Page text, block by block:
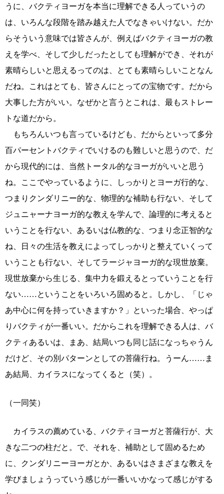
うに、バクティヨーガを本当に理解できる人っていうの
は、いろんな段階を踏み越えた人でなきゃいけない。だか
らそういう意味では皆さんが、例えばバクティヨーガの教
えを学べ、そして少しだったとしても理解ができ、それが
素晴らしいと思えるってのは、とても素晴らしいことなん
だね。これはとても、皆さんにとっての宝物です。だから
大事した方がいい。なぜかと言うとこれは、最もストレー
トな道だから。
もちろんいつも言っているけども、だからといって多分
百パーセントバクティでいけるのも難しいと思うので、だ
から現代的には、当然トータル的なヨーガがいいと思う
ね。ここでやっているように、しっかりとヨーガ行的な、
つまりクンダリニー的な、物理的な補助も行ない、そして
ジュニャーナヨーガ的な教えを学んで、論理的に考えると
いうことを行ない、あるいは仏教的な、つまり念正智的な
ね、日々の生活を教えによってしっかりと整えていくって
いうことも行ない、そしてラージャヨーガ的な現世放棄。
現世放棄から生じる、集中力を鍛えるとっていうことを行
ない……ということをいろいろ固めると。しかし、「じゃ
あ中心に何を持っていきますか？」といった場合、やっぱ
りバクティが一番いい。だからこれを理解できる人は、バ
クティあるいは、まあ、結局いつも同じ話になっちゃうん
だけど、その別パターンとしての菩薩行ね。うーん……ま
あ結局、カイラスになってくると（笑）。
（一同笑）
カイラスの薦めている、バクティヨーガと菩薩行が、大
きな二つの柱だと。で、それを、補助として固めるため
に、クンダリニーヨーガとか、あるいはさまざまな教えを
学びましょうっていう感じが一番いいかなって感じがする